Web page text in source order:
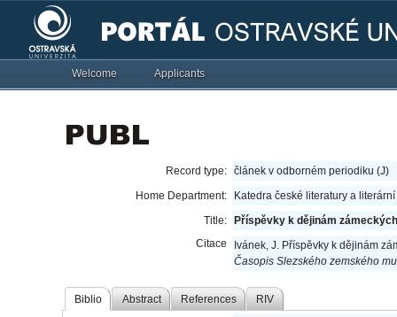
Welcome Applicants
Record type: článek v odborném periodiku (J)
Home Department:
Katedra české literatury a
Title:
Příspěvky k dějinám
Citace
Ivánek, J. Příspěvky k dějinám
Časopis Slezského zemského
Biblio Abstract References RIV